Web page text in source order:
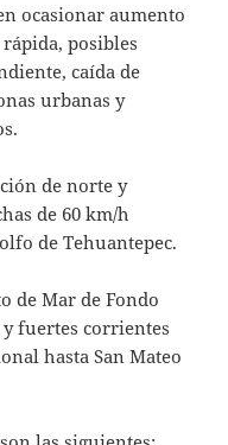
ocasionar aumento
posibles
caída de
urbanas y
de norte y
de 60 km/h
de Tehuantepec.
de Mar de Fondo
fuertes corrientes
hasta San Mateo